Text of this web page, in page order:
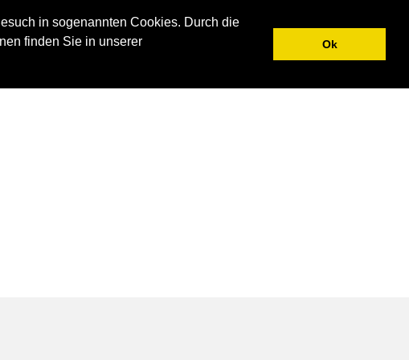
in sogenannten Cookies. Durch die
finden Sie in unserer
Ok
UNTERNEHMEN AKTUELLES